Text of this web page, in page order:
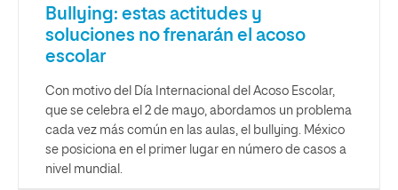
Bullying: estas actitudes y
soluciones no frenarán el acoso
escolar
Con motivo del Día Internacional del Acoso Escolar,
que se celebra el 2 de mayo, abordamos un problema
cada vez más común en las aulas, el bullying. México
se posiciona en el primer lugar en número de casos a
nivel mundial.